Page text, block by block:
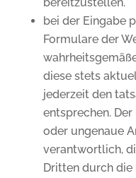
bei der Eingabe
Formulare der
diese stets
jederzeit den
entsprechen.
oder ungenaue
verantwortlich,
Dritten durch